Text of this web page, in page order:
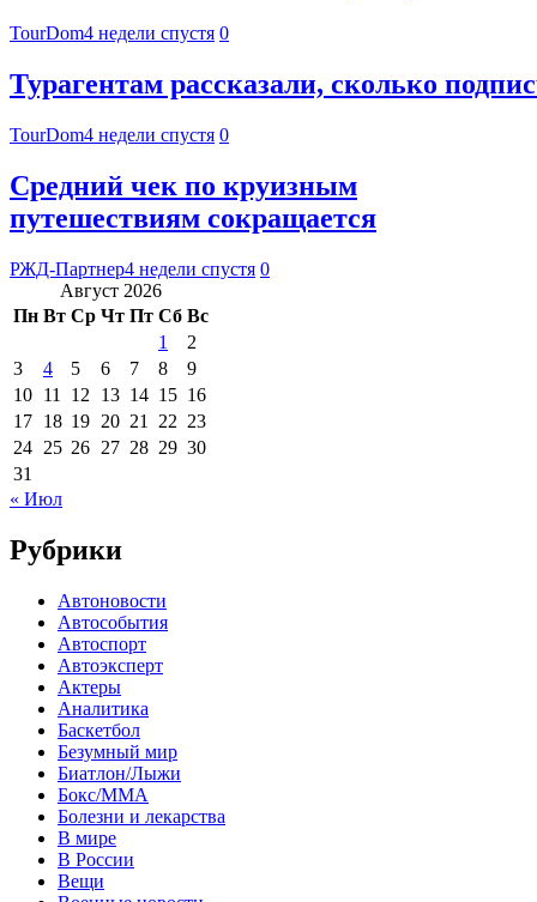
TourDom4 недели спустя 0
Турагентам рассказали, сколько
TourDom4 недели спустя 0
Средний чек по круизным
путешествиям сокращается
РЖД-Партнер4 недели спустя 0
Август 2026
Пн Вт Ср Чт Пт Сб Вс
1
2
3
4 5 6 7 8
9
10 11 12 13 14 15 16
17 18 19 20 21 22 23
24 25 26 27 28 29 30
31
« Июл
Рубрики
Автоновости
Автособытия
Автоспорт
Автоэксперт
Актеры
Аналитика
Баскетбол
Безумный мир
Биатлон/Лыжи
Бокс/MMA
Болезни и лекарства
В мире
В России
Вещи